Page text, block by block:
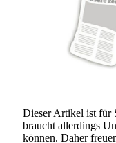
Dieser Artikel ist für
braucht allerdings
können. Daher